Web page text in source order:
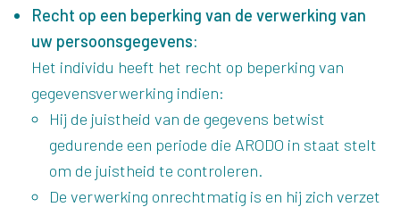
Recht op een beperking van de verwerking van
uw persoonsgegevens:
Het individu heeft het recht op beperking van
gegevensverwerking indien:
Hij de juistheid van de gegevens betwist
gedurende een periode die ARODO in staat stelt
om de juistheid te controleren.
De verwerking onrechtmatig is en hij zich verzet